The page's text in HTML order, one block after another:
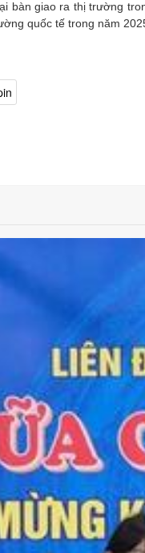
bàn giao ra thị trường
quốc tế trong năm